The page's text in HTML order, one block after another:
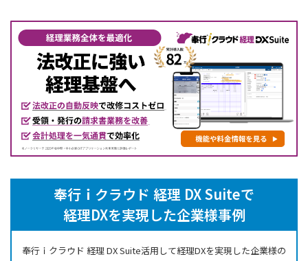
奉行ｉクラウド 経理 DX Suiteで
経理DXを実現した企業様事例
奉行ｉクラウド 経理 DX Suite活用して経理DXを実現した企業様の